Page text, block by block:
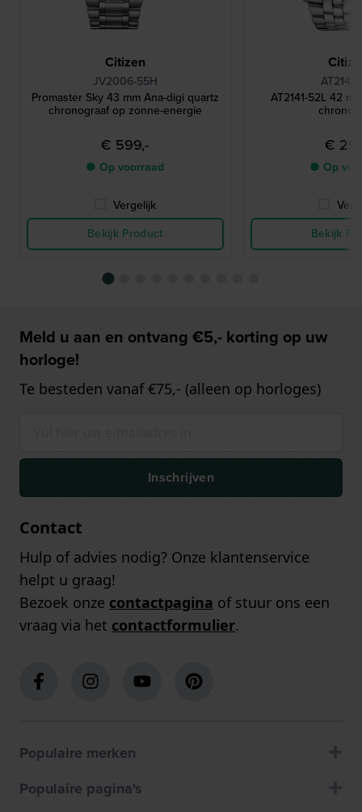
Citizen
JV2006-55H
Promaster Sky 43 mm Ana-digi quartz
chronograaf op zonne-energie
€ 599,-
● Op voorraad
Vergelijk
Bekijk Product
AT2141-52L 42
€
● Op
Bekijk
Meld u aan en ontvang €5,- korting op uw
horloge!
Te besteden vanaf €75,- (alleen op horloges)
Inschrijven
Contact
Hulp of advies nodig? Onze klantenservice
helpt u graag!
Bezoek onze contactpagina of stuur ons een
vraag via het contactformulier.
Populaire merken
Populaire pagina's